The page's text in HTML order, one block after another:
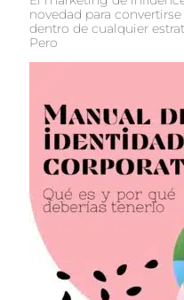
novedad para
dentro de cualquier
Pero